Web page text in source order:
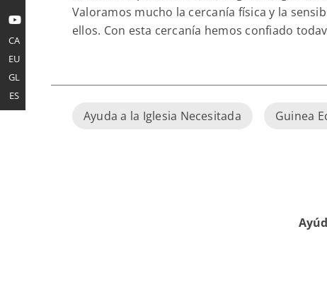
Valoramos mucho la cercanía física y la
ellos. Con esta cercanía hemos confiado
Ayuda a la Iglesia Necesitada Guinea
CA
EU
GL
ES